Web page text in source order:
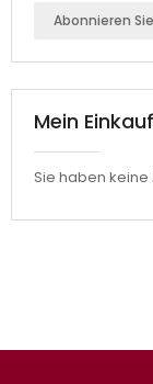
Abonnieren Sie
Mein
Sie haben keine